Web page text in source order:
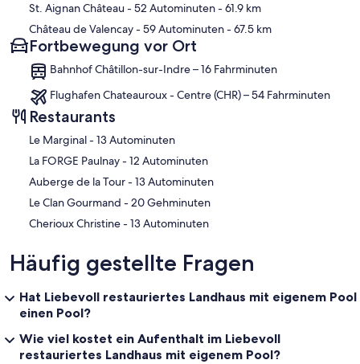
St. Aignan Château - 52 Autominuten- 61.9 km
Château de Valencay- 59 Autominuten- 67.5 km
Fortbewegung vor Ort
Bahnhof Châtillon-sur-Indre – 16 Fahrminuten
Flughafen Chateauroux - Centre (CHR) – 54 Fahrminuten
Restaurants
‪Le Marginal - ‬13 Autominuten
‪La FORGE Paulnay - ‬12 Autominuten
‪Auberge de la Tour - ‬13 Autominuten
‪Le Clan Gourmand - ‬20 Gehminuten
‪Cherioux Christine - ‬13 Autominuten
Häufig gestellte Fragen
Hat Liebevoll restauriertes Landhaus mit eigenem Pool
einen Pool?
Wie viel kostet ein Aufenthalt im Liebevoll
restauriertes Landhaus mit eigenem Pool?